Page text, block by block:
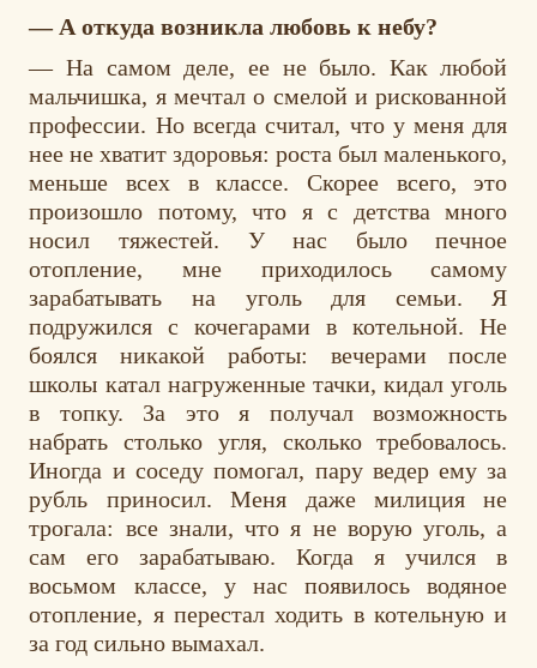
— А откуда возникла любовь к небу?
— На самом деле, ее не было. Как любой
мальчишка, я мечтал о смелой и рискованной
профессии. Но всегда считал, что у меня для
нее не хватит здоровья: роста был маленького,
меньше всех в классе. Скорее всего, это
произошло потому, что я с детства много
носил тяжестей. У нас было печное
отопление, мне приходилось самому
зарабатывать на уголь для семьи. Я
подружился с кочегарами в котельной. Не
боялся никакой работы: вечерами после
школы катал нагруженные тачки, кидал уголь
в топку. За это я получал возможность
набрать столько угля, сколько требовалось.
Иногда и соседу помогал, пару ведер ему за
рубль приносил. Меня даже милиция не
трогала: все знали, что я не ворую уголь, а
сам его зарабатываю. Когда я учился в
восьмом классе, у нас появилось водяное
отопление, я перестал ходить в котельную и
за год сильно вымахал.